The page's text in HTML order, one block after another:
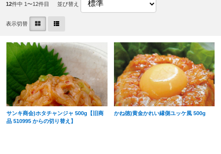
12件中 1〜12件目 並び替え
表示切替
サンキ商会)ホタチャンジャ 500g【旧商
品 510995 からの切り替え】
かね徳)黄金かれい縁側ユッケ風 500g